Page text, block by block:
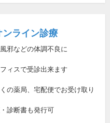
ンライン診療
邪などの体調不良に
ィスで受診出来ます
の薬局、宅配便でお受け取り
診断書も発行可